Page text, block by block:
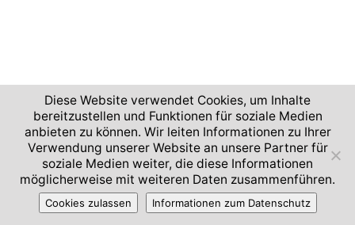
Diese Website verwendet Cookies, um Inhalte
bereitzustellen und Funktionen für soziale Medien
anbieten zu können. Wir leiten Informationen zu Ihrer
Verwendung unserer Website an unsere Partner für
soziale Medien weiter, die diese Informationen
möglicherweise mit weiteren Daten zusammenführen.
Cookies zulassen Informationen zum Datenschutz